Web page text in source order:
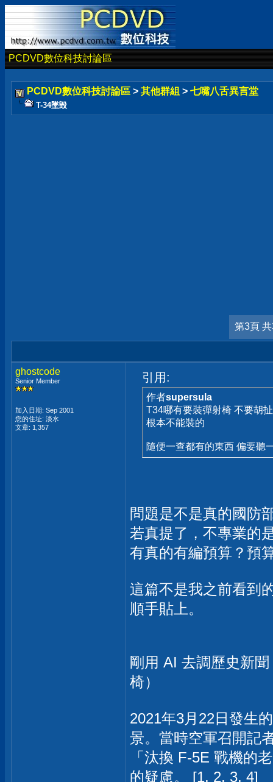
PCDVD數位科技討論區
PCDVD數位科技討論區 > 其他群組 > 七嘴八舌異言堂
T-34墜毀
第3頁
ghostcode
Senior Member
加入日期: Sep 2001
您的住址: 淡水
文章: 1,357
引用:
作者supersula
T34哪有要裝彈射椅 不要胡
根本不能裝的
隨便一查都有的東西 偏要聽
問題是不是真的國防
若真提了，不專業的
有真的有編預算？預
這篇不是我之前看到
順手貼上。
剛用 AI 去調歷史新
椅）
2021年3月22日發生
景。當時空軍召開記
「汰換 F-5E 戰機的
的疑慮。 [1, 2, 3, 4]